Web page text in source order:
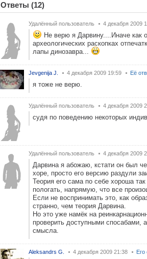
Ответы (12)
Удалённый пользователь 4 декабря 2009
Не верю я Дарвину....Иначе как
археологических раскопках
лапы динозавра...
Jevgenija J. 4 декабря 2009 19:59 Её
я тоже не верю.
Удалённый пользователь 4 декабря 2009
судя по поведению некоторых
Удалённый пользователь 4 декабря 2009
Дарвина я абожаю, кстати он был
хоре, просто его версию раздули
Теория его сама по себе хороша
пологать, напрямую, что все
Если не воспринимать это, как
странно, чем теория Дарвина.
Но это уже намёк на
проверить доступными спосабами,
смысла.
Aleksandrs G. 4 декабря 2009 21:38 Его